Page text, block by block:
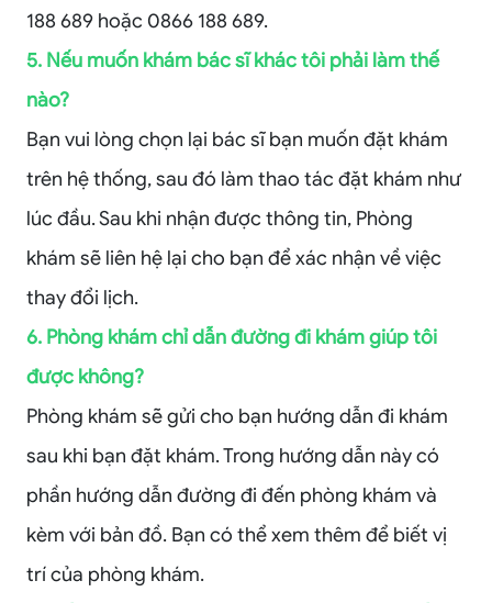
188 689 hoặc 0866 188 689.
5. Nếu muốn khám bác sĩ khác tôi phải làm thế
nào?
Bạn vui lòng chọn lại bác sĩ bạn muốn đặt khám
trên hệ thống, sau đó làm thao tác đặt khám như
lúc đầu. Sau khi nhận được thông tin, Phòng
khám sẽ liên hệ lại cho bạn để xác nhận về việc
thay đổi lịch.
6. Phòng khám chỉ dẫn đường đi khám giúp tôi
được không?
Phòng khám sẽ gửi cho bạn hướng dẫn đi khám
sau khi bạn đặt khám. Trong hướng dẫn này có
phần hướng dẫn đường đi đến phòng khám và
kèm với bản đồ. Bạn có thể xem thêm để biết vị
trí của phòng khám.